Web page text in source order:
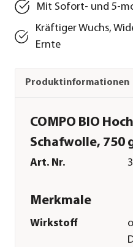
Mit Sofort- und 5-
Kräftiger Wuchs,
Ernte
Produktinformationen
COMPO BIO
Schafwolle, 750
Art. Nr.
Merkmale
Wirkstoff